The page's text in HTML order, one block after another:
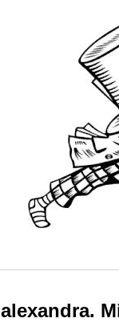
alexandra.